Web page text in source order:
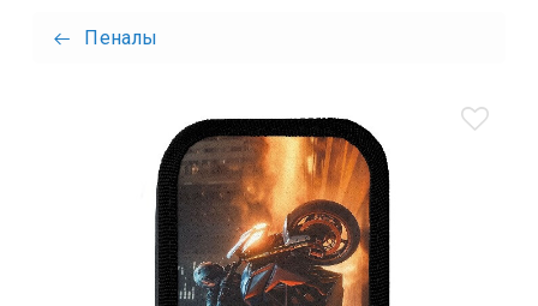
Пеналы